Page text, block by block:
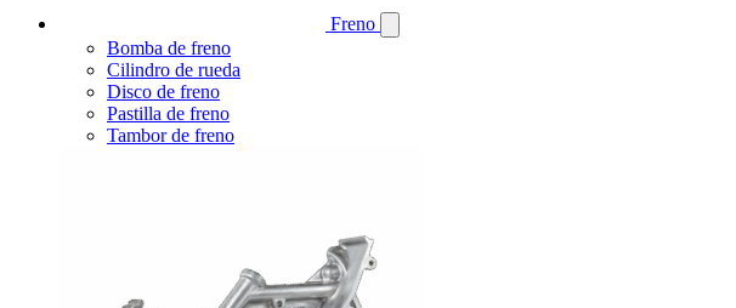
Freno
Bomba de freno
Cilindro de rueda
Disco de freno
Pastilla de freno
Tambor de freno